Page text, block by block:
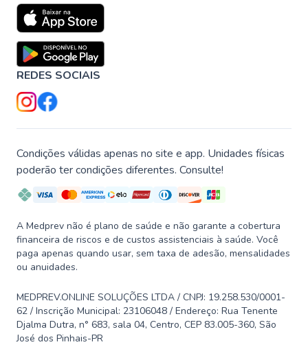
REDES SOCIAIS
Condições válidas apenas no site e app. Unidades físicas
poderão ter condições diferentes. Consulte!
A Medprev não é plano de saúde e não garante a cobertura
financeira de riscos e de custos assistenciais à saúde. Você
paga apenas quando usar, sem taxa de adesão, mensalidades
ou anuidades.
MEDPREV.ONLINE SOLUÇÕES LTDA / CNPJ: 19.258.530/0001-
62 / Inscrição Municipal: 23106048 / Endereço: Rua Tenente
Djalma Dutra, n° 683, sala 04, Centro, CEP 83.005-360, São
José dos Pinhais-PR